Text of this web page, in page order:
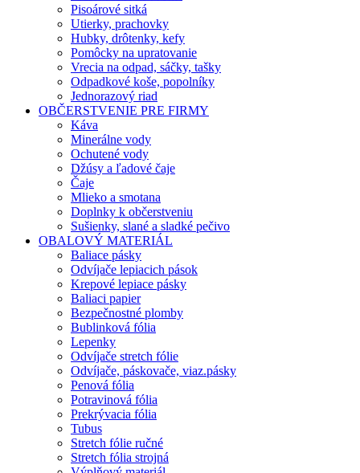
Pisoárové sitká
Utierky, prachovky
Hubky, drôtenky, kefy
Pomôcky na upratovanie
Vrecia na odpad, sáčky, tašky
Odpadkové koše, popolníky
Jednorazový riad
OBČERSTVENIE PRE FIRMY
Káva
Minerálne vody
Ochutené vody
Džúsy a ľadové čaje
Čaje
Mlieko a smotana
Doplnky k občerstveniu
Sušienky, slané a sladké pečivo
OBALOVÝ MATERIÁL
Baliace pásky
Odvíjače lepiacich pások
Krepové lepiace pásky
Baliaci papier
Bezpečnostné plomby
Bublinková fólia
Lepenky
Odvíjače stretch fólie
Odvíjače, páskovače, viaz.pásky
Penová fólia
Potravinová fólia
Prekrývacia fólia
Tubus
Stretch fólie ručné
Stretch fólia strojná